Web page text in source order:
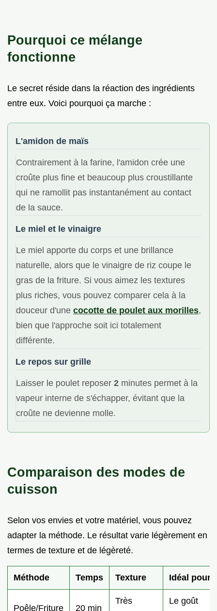
Pourquoi ce mélange
fonctionne
Le secret réside dans la réaction des ingrédients
entre eux. Voici pourquoi ça marche :
L'amidon de maïs
Contrairement à la farine, l'amidon crée une
croûte plus fine et beaucoup plus croustillante
qui ne ramollit pas instantanément au contact
de la sauce.
Le miel et le vinaigre
Le miel apporte du corps et une brillance
naturelle, alors que le vinaigre de riz coupe le
gras de la friture. Si vous aimez les textures
plus riches, vous pouvez comparer cela à la
douceur d'une cocotte de poulet aux morilles,
bien que l'approche soit ici totalement
différente.
Le repos sur grille
Laisser le poulet reposer 2 minutes permet à la
vapeur interne de s'échapper, évitant que la
croûte ne devienne molle.
Comparaison des modes de
cuisson
Selon vos envies et votre matériel, vous pouvez
adapter la méthode. Le résultat varie légèrement en
termes de texture et de légèreté.
Méthode Temps Texture Idéal pour
Poêle/Friture 20 min
Très
Le goût